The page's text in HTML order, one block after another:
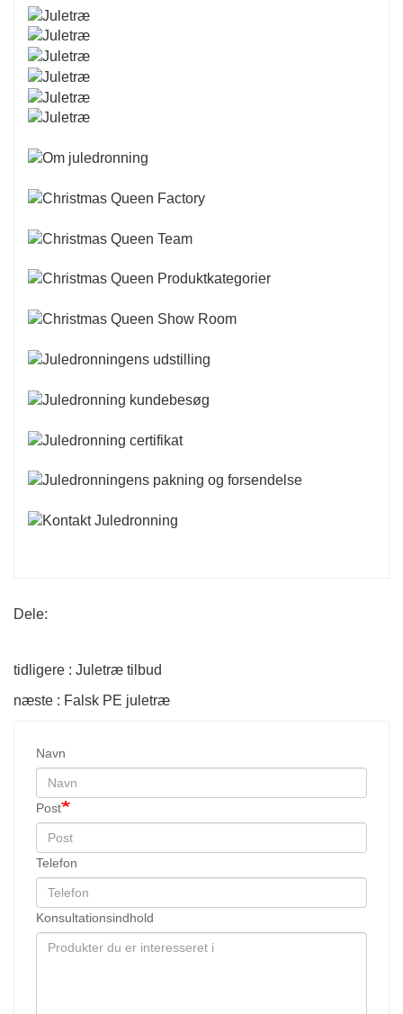
Dele:
tidligere : Juletræ tilbud
næste : Falsk PE juletræ
Navn
Post
Telefon
Konsultationsindhold